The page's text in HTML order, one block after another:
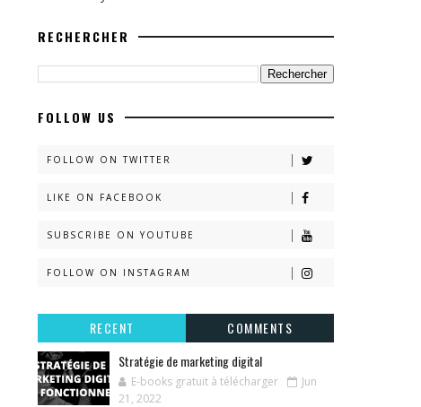
RECHERCHER
FOLLOW US
FOLLOW ON TWITTER
LIKE ON FACEBOOK
SUBSCRIBE ON YOUTUBE
FOLLOW ON INSTAGRAM
RECENT
COMMENTS
Stratégie de marketing digital
E-books gratuit à télécharger
Jun
21, 2022